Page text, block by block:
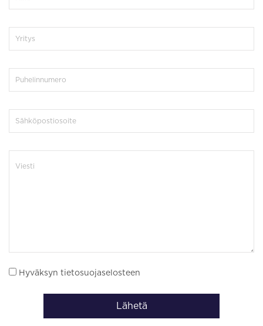
Hyväksyn tietosuojaselosteen
Lähetä